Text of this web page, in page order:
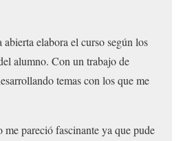
elabora el curso según los
alumno. Con un trabajo de
temas con los que me
pareció fascinante ya que pude